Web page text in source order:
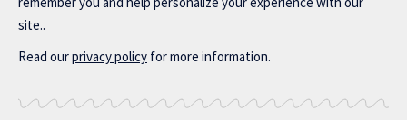
site..
Read ourprivacy policy for more information.